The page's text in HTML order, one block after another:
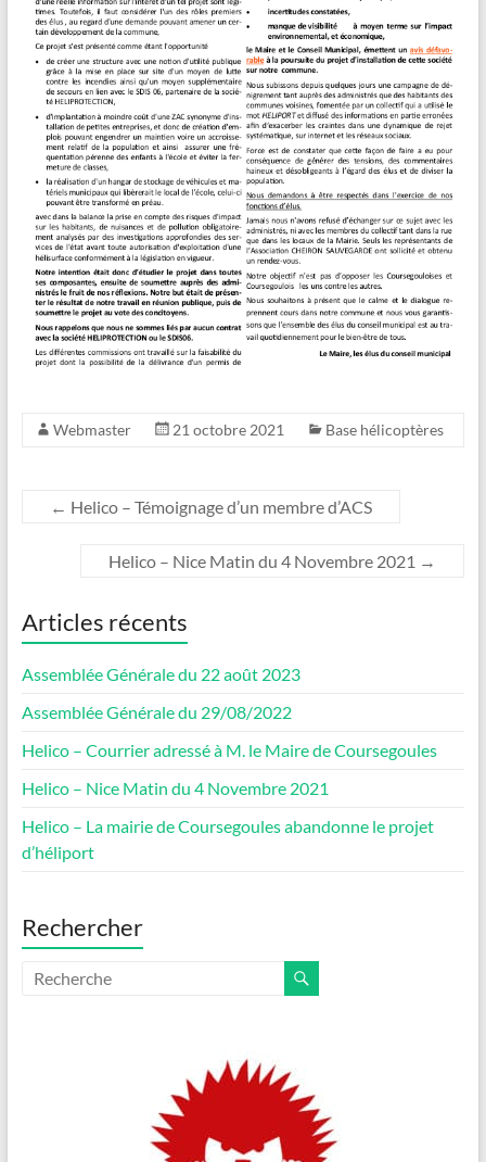
Webmaster 21 octobre 2021 Base hélicoptères
← Helico – Témoignage d’un membre d’ACS
Helico – Nice Matin du 4 Novembre 2021 →
Articles récents
Assemblée Générale du 22 août 2023
Assemblée Générale du 29/08/2022
Helico – Courrier adressé à M. le Maire de Coursegoules
Helico – Nice Matin du 4 Novembre 2021
Helico – La mairie de Coursegoules abandonne le projet
d’héliport
Rechercher